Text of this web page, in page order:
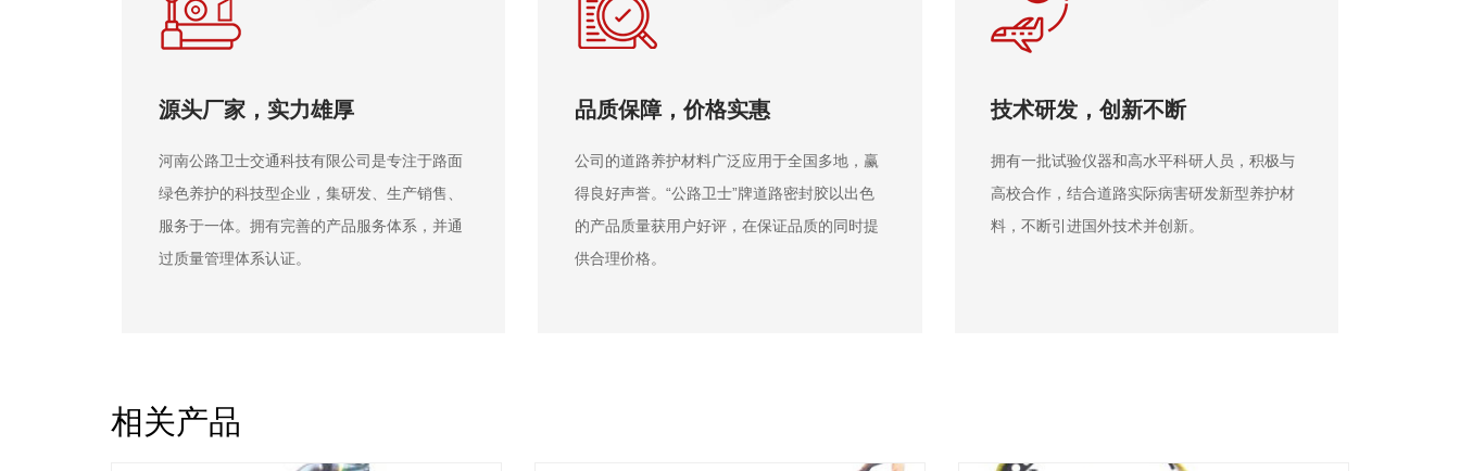
品质保障，价格实惠
公司的道路养护材料广泛应用于全国多地，赢
得良好声誉。“公路卫士”牌道路密封胶以出色
的产品质量获用户好评，在保证品质的同时提
供合理价格。
技术研发，创新不断
拥有一批试验仪器和高水平科研人员，积极与
高校合作，结合道路实际病害研发新型养护材
料，不断引进国外技术并创新。
技术支持，售后服务
为客户提供技术支持，可独立承揽公路养护工
程。坚持环保理念，在可持续发展道路上与客
户携手共进，提供长期稳定服务。
相关产品